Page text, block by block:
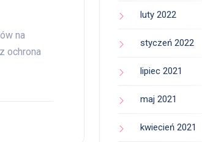
na
ochrona
luty 2022
styczeń 2022
lipiec 2021
maj 2021
kwiecień 2021